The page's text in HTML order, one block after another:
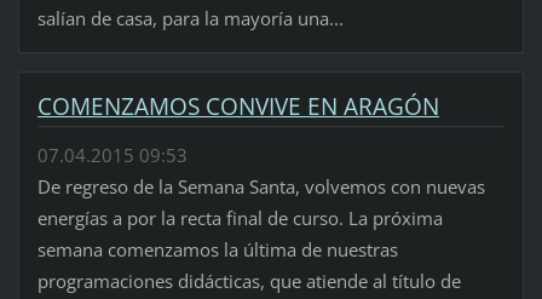
salían de casa, para la mayoría una...
COMENZAMOS CONVIVE EN ARAGÓN
07.04.2015 09:53
De regreso de la Semana Santa, volvemos con nuevas
energías a por la recta final de curso. La próxima
semana comenzamos la última de nuestras
programaciones didácticas, que atiende al título de